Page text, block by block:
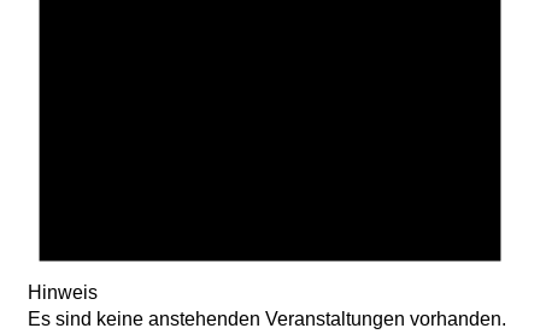
Hinweis
Es sind keine anstehenden Veranstaltungen vorhanden.